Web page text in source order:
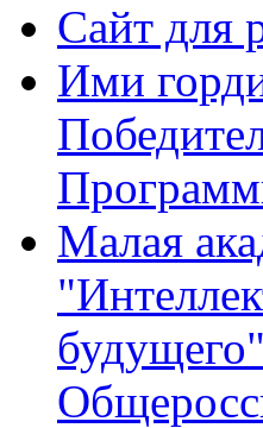
Сайт для
Ими
Малая
будущего"